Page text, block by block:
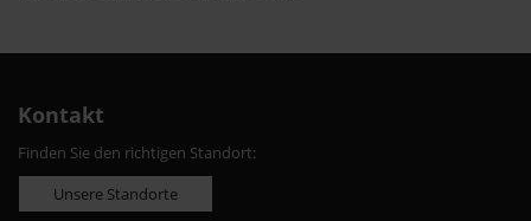
Kontakt
Finden Sie den richtigen Standort:
Unsere Standorte